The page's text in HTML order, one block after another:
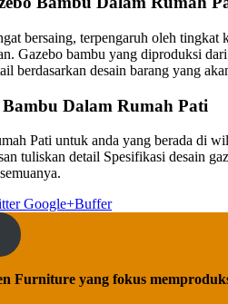
bersaing, terpengaruh oleh
Gazebo bambu yang diproduksi
berdasarkan desain barang yang
Dalam Rumah Pati
Pati untuk anda yang berada di
tuliskan detail Spesifikasi desain
Google+Buffer
Furniture yang fokus